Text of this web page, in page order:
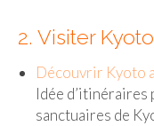
– Paris
– La Réunion
JAPON
2. Visiter Kyoto
Découvrir Kyoto
Idée
sanctuaires de